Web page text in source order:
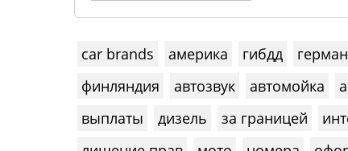
car brands америка гибдд
финляндия
автозвук автомойка
выплаты
дизель за границей